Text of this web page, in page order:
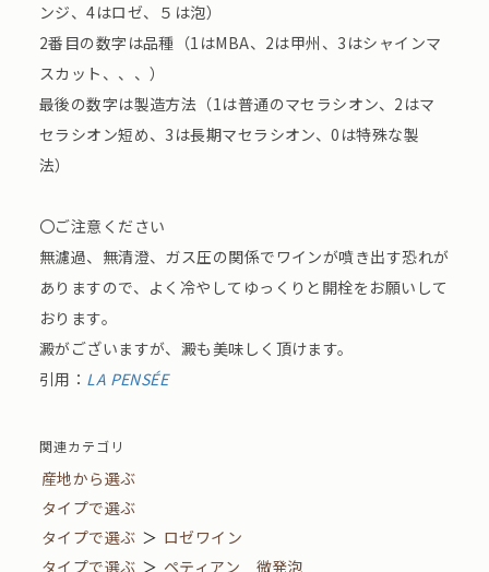
ンジ、4はロゼ、５は泡）
2番目の数字は品種（1はMBA、2は甲州、3はシャインマ
スカット、、、）
最後の数字は製造方法（1は普通のマセラシオン、2はマ
セラシオン短め、3は長期マセラシオン、0は特殊な製
法）
〇ご注意ください
無濾過、無清澄、ガス圧の関係でワインが噴き出す恐れが
ありますので、よく冷やしてゆっくりと開栓をお願いして
おります。
澱がございますが、澱も美味しく頂けます。
引用： LA PENSÉE
関連カテゴリ
産地から選ぶ
タイプで選ぶ
タイプで選ぶ ＞ ロゼワイン
タイプで選ぶ ＞ ペティアン 微発泡